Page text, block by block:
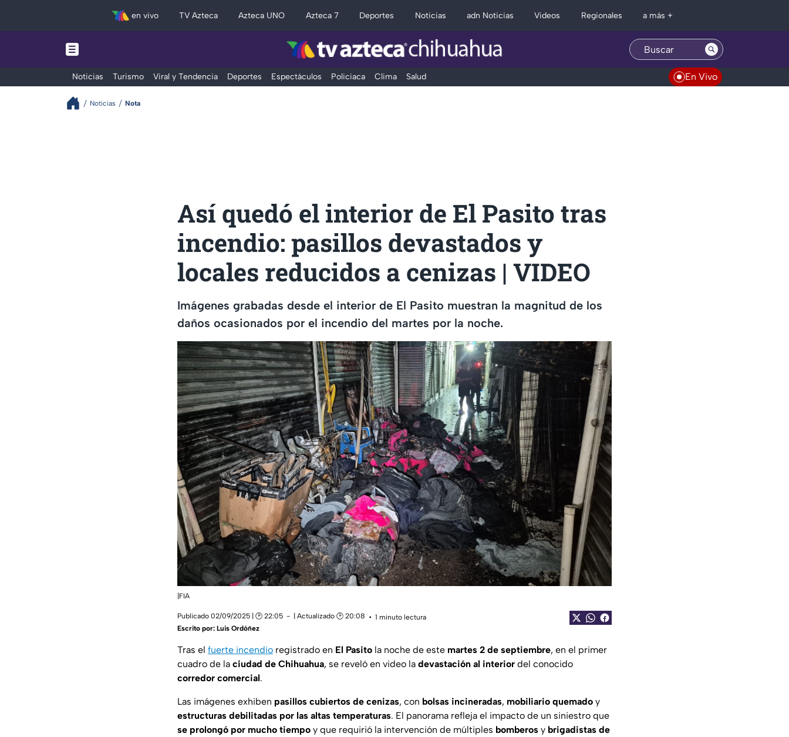
en vivo TV Azteca Azteca UNO Azteca 7 Deportes Noticias adn Noticias Videos Regionales a más +
Noticias Turismo Viral y Tendencia Deportes Espectáculos Policiaca Clima Salud En Vivo
Noticias Nota
Así quedó el interior de El Pasito tras
incendio: pasillos devastados y
locales reducidos a cenizas | VIDEO
Imágenes grabadas desde el interior de El Pasito muestran la magnitud de los
daños ocasionados por el incendio del martes por la noche.
|FIA
Publicado 02/09/2025 | 🕑 22:05 | Actualizado 🕑 20:08
1 minuto lectura
Escrito por: Luis Ordóñez
Tras el fuerte incendio registrado en El Pasito la noche de este martes 2 de septiembre, en el primer
cuadro de la ciudad de Chihuahua, se reveló en video la devastación al interior del conocido
corredor comercial.
Las imágenes exhiben pasillos cubiertos de cenizas, con bolsas incineradas, mobiliario quemado y
estructuras debilitadas por las altas temperaturas. El panorama refleja el impacto de un siniestro que
se prolongó por mucho tiempo y que requirió la intervención de múltiples bomberos y brigadistas de